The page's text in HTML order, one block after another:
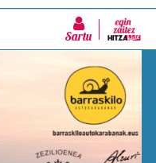
Sartu